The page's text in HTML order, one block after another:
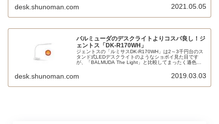
能つき、2000mAhのバッテリーで4時間点灯、にもかかわ
らず3千円以下というコスパの良さを誇ります。
desk.shunoman.com 2021.05.05
バルミューダのデスクライトよりコスパ良し！ジ
ェントス「DK-R170WH」
ジェントスの「ルミサスDK-R170WH」は2～3千円台のス
タンド式LEDデスクライトのようなショボイ見た目です
が、「BALMUDA The Light」と比較してまったく遜色な
らず直下照度は1600ルクスと控えめ、Ra95の高演色、ブ
ルーライトカットで、価格は5,000円強からとコスパ良い
desk.shunoman.com 2019.03.03